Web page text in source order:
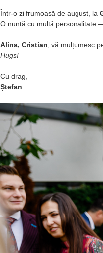
Într-o zi frumoasă de august, la
O nuntă cu multă personalitate
Alina, Cristian , vă mulțumesc
Hugs!
Cu drag,
Ștefan